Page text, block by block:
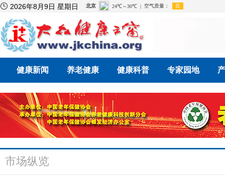
 2026年8月9日 星期日
健康新闻 养老健康 健康科普 专家园地
市场纵览